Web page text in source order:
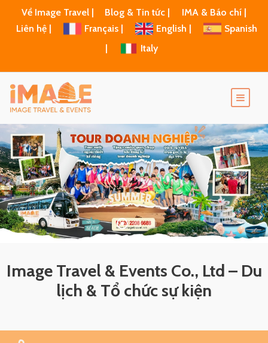
Về Image Travel | Blog & Tin tức |
IMA & Báo chí |
Liên hệ |
Français | English |
Spanish
Italy
Image Travel & Events Co., Ltd – Du
lịch & Tổ chức sự kiện